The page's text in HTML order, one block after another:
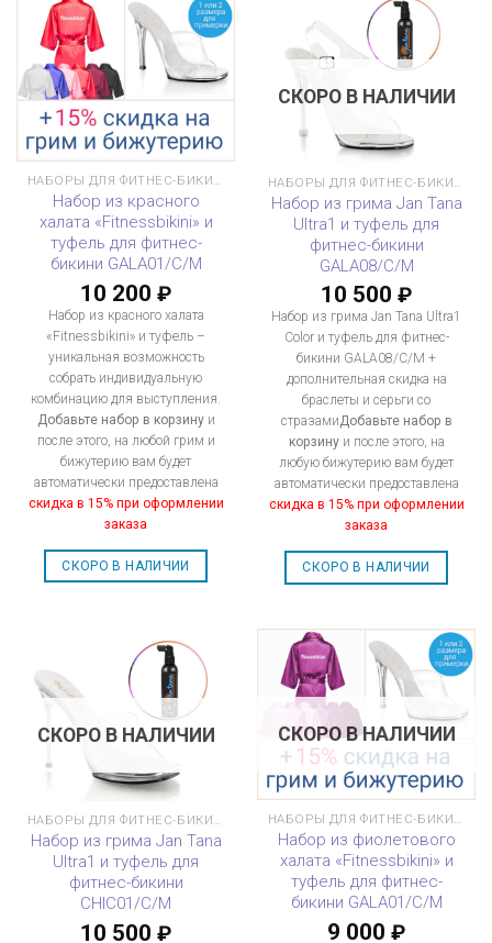
НАБОРЫ ДЛЯ ФИТНЕС-БИКИНИ
Набор из красного
халата «Fitnessbikini» и
туфель для фитнес-
бикини GALA01/C/M
10 200 ₽
Набор из красного халата
«Fitnessbikini» и туфель –
уникальная возможность
собрать индивидуальную
комбинацию для выступления.
Добавьте набор в корзинуи
после этого, на любой грим и
бижутерию вам будет
автоматически предоставлена
скидка в 15% при оформлении
заказа
СКОРО В НАЛИЧИИ
СКОРО В НАЛИЧИИ
Набор из грима Jan Tana
Ultra1 и туфель для
фитнес-бикини
GALA08/C/M
10 500 ₽
Набор из грима Jan Tana Ultra1
Color и туфель для фитнес-
бикини GALA08/C/M +
дополнительная скидка на
браслеты и серьги со
стразамиДобавьте набор в
корзинуи после этого, на
любую бижутерию вам будет
автоматически предоставлена
скидка в 15% при оформлении
заказа
СКОРО В НАЛИЧИИ
СКОРО В НАЛИЧИИ
НАБОРЫ ДЛЯ ФИТНЕС-БИКИНИ
Набор из грима Jan Tana
Ultra1 и туфель для
фитнес-бикини
CHIC01/C/M
10 500 ₽
СКОРО В НАЛИЧИИ
НАБОРЫ ДЛЯ ФИТНЕС-БИКИНИ
Набор из фиолетового
халата «Fitnessbikini» и
туфель для фитнес-
бикини GALA01/C/M
9 000 ₽